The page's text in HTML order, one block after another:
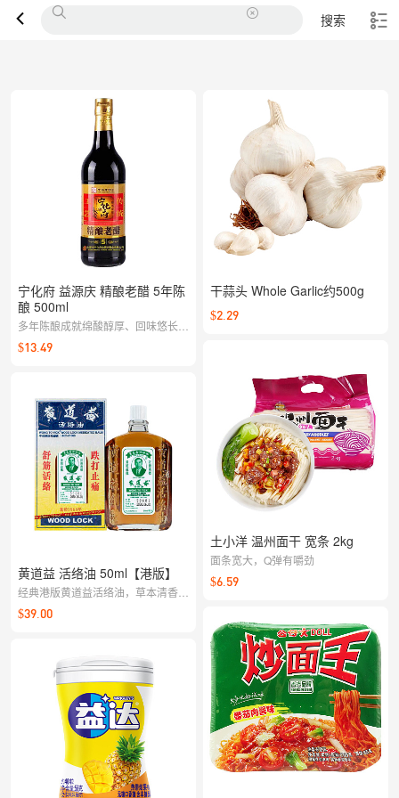
搜索
宁化府 益源庆 精酿老醋 5年陈
酿 500ml
多年陈酿成就绵酸醇厚、回味悠长的
口感；凉拌热炒、炖煮蘸食皆宜，一
滴点亮菜品层次，家常也有讲究。
$13.49
黄道益 活络油 50ml【港版】
经典港版黄道益活络油，草本清香，
清凉不黏腻。运动后或久坐久站时取
适量按揉
$39.00
干蒜头 Whole Garlic约500g
$2.29
土小洋 温州面干 宽条 2kg
面条宽大，Q弹有嚼劲
$6.59